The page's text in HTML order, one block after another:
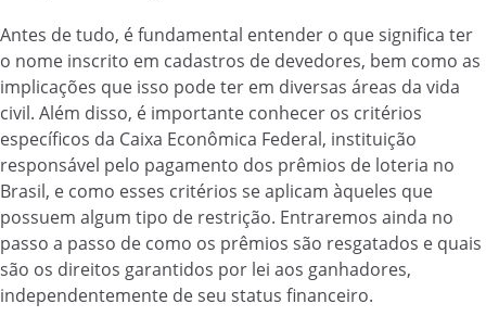
Antes de tudo, é fundamental entender o que significa ter
o nome inscrito em cadastros de devedores, bem como as
implicações que isso pode ter em diversas áreas da vida
civil. Além disso, é importante conhecer os critérios
específicos da Caixa Econômica Federal, instituição
responsável pelo pagamento dos prêmios de loteria no
Brasil, e como esses critérios se aplicam àqueles que
possuem algum tipo de restrição. Entraremos ainda no
passo a passo de como os prêmios são resgatados e quais
são os direitos garantidos por lei aos ganhadores,
independentemente de seu status financeiro.